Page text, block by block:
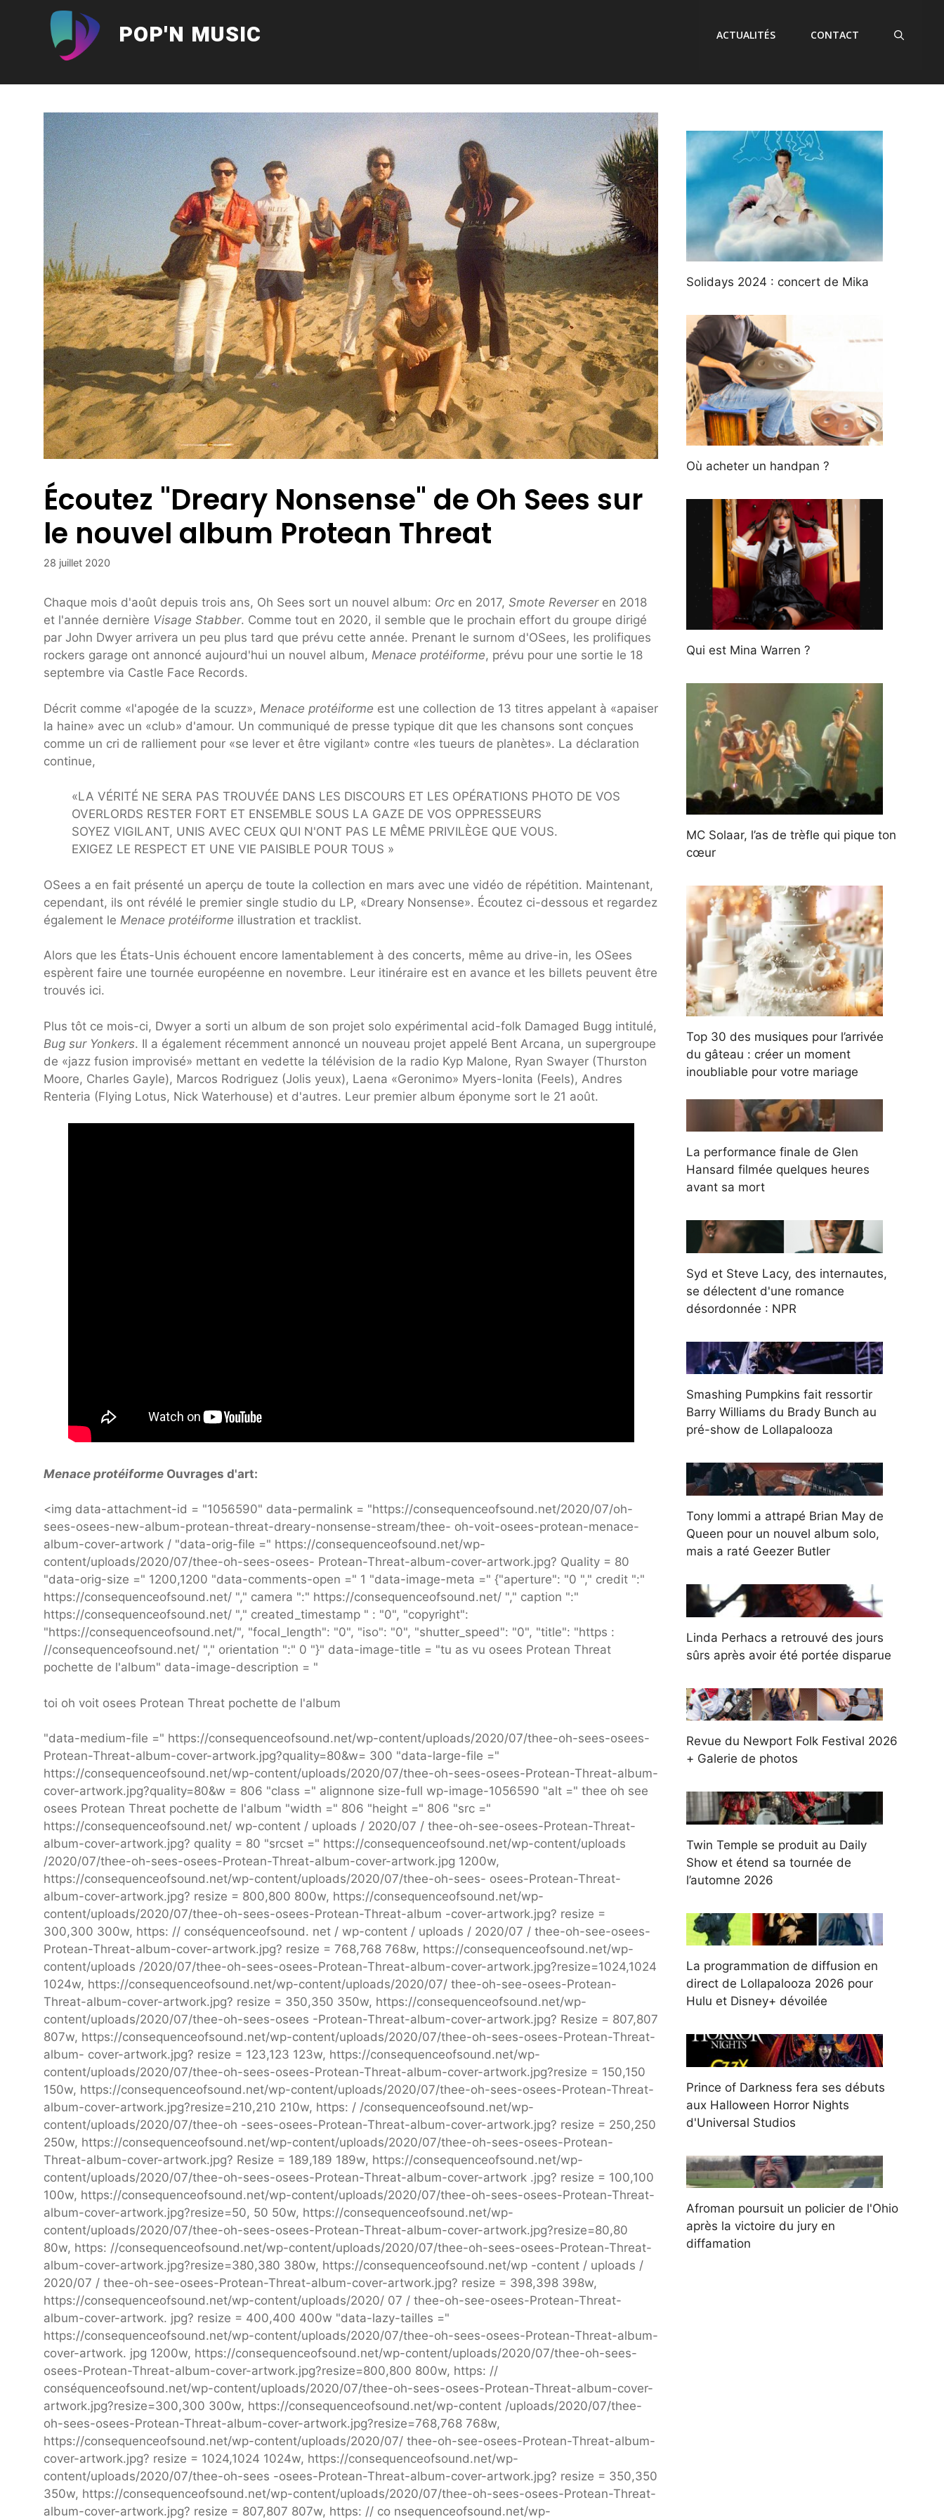
POP'N MUSIC ACTUALITÉS CONTACT
Écoutez "Dreary Nonsense" de Oh Sees sur
le nouvel album Protean Threat
28 juillet 2020
Chaque mois d'août depuis trois ans, Oh Sees sort un nouvel album: Orc en 2017, Smote Reverseren 2018
et l'année dernière Visage Stabber. Comme tout en 2020, il semble que le prochain effort du groupe dirigé
par John Dwyer arrivera un peu plus tard que prévu cette année. Prenant le surnom d'OSees, les prolifiques
rockers garage ont annoncé aujourd'hui un nouvel album, Menace protéiforme, prévu pour une sortie le 18
septembre via Castle Face Records.
Décrit comme «l'apogée de la scuzz», Menace protéiforme est une collection de 13 titres appelant à «apaiser
la haine» avec un «club» d'amour. Un communiqué de presse typique dit que les chansons sont conçues
comme un cri de ralliement pour «se lever et être vigilant» contre «les tueurs de planètes». La déclaration
continue,
«LA VÉRITÉ NE SERA PAS TROUVÉE DANS LES DISCOURS ET LES OPÉRATIONS PHOTO DE VOS
OVERLORDS RESTER FORT ET ENSEMBLE SOUS LA GAZE DE VOS OPPRESSEURS
SOYEZ VIGILANT, UNIS AVEC CEUX QUI N'ONT PAS LE MÊME PRIVILÈGE QUE VOUS.
EXIGEZ LE RESPECT ET UNE VIE PAISIBLE POUR TOUS »
OSees a en fait présenté un aperçu de toute la collection en mars avec une vidéo de répétition. Maintenant,
cependant, ils ont révélé le premier single studio du LP, «Dreary Nonsense». Écoutez ci-dessous et regardez
également le Menace protéiforme illustration et tracklist.
Alors que les États-Unis échouent encore lamentablement à des concerts, même au drive-in, les OSees
espèrent faire une tournée européenne en novembre. Leur itinéraire est en avance et les billets peuvent être
trouvés ici.
Plus tôt ce mois-ci, Dwyer a sorti un album de son projet solo expérimental acid-folk Damaged Bugg intitulé,
Bug sur Yonkers. Il a également récemment annoncé un nouveau projet appelé Bent Arcana, un supergroupe
de «jazz fusion improvisé» mettant en vedette la télévision de la radio Kyp Malone, Ryan Swayer (Thurston
Moore, Charles Gayle), Marcos Rodriguez (Jolis yeux), Laena «Geronimo» Myers-Ionita (Feels), Andres
Renteria (Flying Lotus, Nick Waterhouse) et d'autres. Leur premier album éponyme sort le 21 août.
Menace protéiforme Ouvrages d'art:
<img data-attachment-id = "1056590" data-permalink = "https://consequenceofsound.net/2020/07/oh-
sees-osees-new-album-protean-threat-dreary-nonsense-stream/thee- oh-voit-osees-protean-menace-
album-cover-artwork / "data-orig-file =" https://consequenceofsound.net/wp-
content/uploads/2020/07/thee-oh-sees-osees- Protean-Threat-album-cover-artwork.jpg? Quality = 80
"data-orig-size =" 1200,1200 "data-comments-open =" 1 "data-image-meta =" {"aperture": "0 "," credit ":"
https://consequenceofsound.net/ "," camera ":" https://consequenceofsound.net/ "," caption ":"
https://consequenceofsound.net/ "," created_timestamp " : "0", "copyright":
"https://consequenceofsound.net/", "focal_length": "0", "iso": "0", "shutter_speed": "0", "title": "https :
//consequenceofsound.net/ "," orientation ":" 0 "}" data-image-title = "tu as vu osees Protean Threat
pochette de l'album" data-image-description = "
toi oh voit osees Protean Threat pochette de l'album
"data-medium-file =" https://consequenceofsound.net/wp-content/uploads/2020/07/thee-oh-sees-osees-
Protean-Threat-album-cover-artwork.jpg?quality=80&w= 300 "data-large-file ="
https://consequenceofsound.net/wp-content/uploads/2020/07/thee-oh-sees-osees-Protean-Threat-album-
cover-artwork.jpg?quality=80&w = 806 "class =" alignnone size-full wp-image-1056590 "alt =" thee oh see
osees Protean Threat pochette de l'album "width =" 806 "height =" 806 "src ="
https://consequenceofsound.net/ wp-content / uploads / 2020/07 / thee-oh-see-osees-Protean-Threat-
album-cover-artwork.jpg? quality = 80 "srcset =" https://consequenceofsound.net/wp-content/uploads
/2020/07/thee-oh-sees-osees-Protean-Threat-album-cover-artwork.jpg 1200w,
https://consequenceofsound.net/wp-content/uploads/2020/07/thee-oh-sees- osees-Protean-Threat-
album-cover-artwork.jpg? resize = 800,800 800w, https://consequenceofsound.net/wp-
content/uploads/2020/07/thee-oh-sees-osees-Protean-Threat-album -cover-artwork.jpg? resize =
300,300 300w, https: // conséquenceofsound. net / wp-content / uploads / 2020/07 / thee-oh-see-osees-
Protean-Threat-album-cover-artwork.jpg? resize = 768,768 768w, https://consequenceofsound.net/wp-
content/uploads /2020/07/thee-oh-sees-osees-Protean-Threat-album-cover-artwork.jpg?resize=1024,1024
1024w, https://consequenceofsound.net/wp-content/uploads/2020/07/ thee-oh-see-osees-Protean-
Threat-album-cover-artwork.jpg? resize = 350,350 350w, https://consequenceofsound.net/wp-
content/uploads/2020/07/thee-oh-sees-osees -Protean-Threat-album-cover-artwork.jpg? Resize = 807,807
807w, https://consequenceofsound.net/wp-content/uploads/2020/07/thee-oh-sees-osees-Protean-Threat-
album- cover-artwork.jpg? resize = 123,123 123w, https://consequenceofsound.net/wp-
content/uploads/2020/07/thee-oh-sees-osees-Protean-Threat-album-cover-artwork.jpg?resize = 150,150
150w, https://consequenceofsound.net/wp-content/uploads/2020/07/thee-oh-sees-osees-Protean-Threat-
album-cover-artwork.jpg?resize=210,210 210w, https: / /consequenceofsound.net/wp-
content/uploads/2020/07/thee-oh -sees-osees-Protean-Threat-album-cover-artwork.jpg? resize = 250,250
250w, https://consequenceofsound.net/wp-content/uploads/2020/07/thee-oh-sees-osees-Protean-
Threat-album-cover-artwork.jpg? Resize = 189,189 189w, https://consequenceofsound.net/wp-
content/uploads/2020/07/thee-oh-sees-osees-Protean-Threat-album-cover-artwork .jpg? resize = 100,100
100w, https://consequenceofsound.net/wp-content/uploads/2020/07/thee-oh-sees-osees-Protean-Threat-
album-cover-artwork.jpg?resize=50, 50 50w, https://consequenceofsound.net/wp-
content/uploads/2020/07/thee-oh-sees-osees-Protean-Threat-album-cover-artwork.jpg?resize=80,80
80w, https: //consequenceofsound.net/wp-content/uploads/2020/07/thee-oh-sees-osees-Protean-Threat-
album-cover-artwork.jpg?resize=380,380 380w, https://consequenceofsound.net/wp -content / uploads /
2020/07 / thee-oh-see-osees-Protean-Threat-album-cover-artwork.jpg? resize = 398,398 398w,
https://consequenceofsound.net/wp-content/uploads/2020/ 07 / thee-oh-see-osees-Protean-Threat-
album-cover-artwork. jpg? resize = 400,400 400w "data-lazy-tailles ="
https://consequenceofsound.net/wp-content/uploads/2020/07/thee-oh-sees-osees-Protean-Threat-album-
cover-artwork. jpg 1200w, https://consequenceofsound.net/wp-content/uploads/2020/07/thee-oh-sees-
osees-Protean-Threat-album-cover-artwork.jpg?resize=800,800 800w, https: //
conséquenceofsound.net/wp-content/uploads/2020/07/thee-oh-sees-osees-Protean-Threat-album-cover-
artwork.jpg?resize=300,300 300w, https://consequenceofsound.net/wp-content /uploads/2020/07/thee-
oh-sees-osees-Protean-Threat-album-cover-artwork.jpg?resize=768,768 768w,
https://consequenceofsound.net/wp-content/uploads/2020/07/ thee-oh-see-osees-Protean-Threat-album-
cover-artwork.jpg? resize = 1024,1024 1024w, https://consequenceofsound.net/wp-
content/uploads/2020/07/thee-oh-sees -osees-Protean-Threat-album-cover-artwork.jpg? resize = 350,350
350w, https://consequenceofsound.net/wp-content/uploads/2020/07/thee-oh-sees-osees-Protean-Threat-
album-cover-artwork.jpg? resize = 807,807 807w, https: // co nsequenceofsound.net/wp-
Solidays 2024 : concert de Mika
Où acheter un handpan ?
Qui est Mina Warren ?
MC Solaar, l’as de trèfle qui pique ton
cœur
Top 30 des musiques pour l’arrivée
du gâteau : créer un moment
inoubliable pour votre mariage
La performance finale de Glen
Hansard filmée quelques heures
avant sa mort
Syd et Steve Lacy, des internautes,
se délectent d'une romance
désordonnée : NPR
Smashing Pumpkins fait ressortir
Barry Williams du Brady Bunch au
pré-show de Lollapalooza
Tony Iommi a attrapé Brian May de
Queen pour un nouvel album solo,
mais a raté Geezer Butler
Linda Perhacs a retrouvé des jours
sûrs après avoir été portée disparue
Revue du Newport Folk Festival 2026
+ Galerie de photos
Twin Temple se produit au Daily
Show et étend sa tournée de
l’automne 2026
La programmation de diffusion en
direct de Lollapalooza 2026 pour
Hulu et Disney+ dévoilée
Prince of Darkness fera ses débuts
aux Halloween Horror Nights
d'Universal Studios
Afroman poursuit un policier de l'Ohio
après la victoire du jury en
diffamation